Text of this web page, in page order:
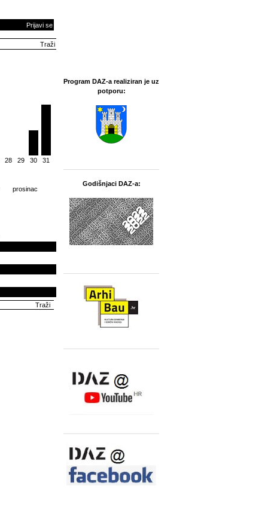
Prijavi se
28 29 30 31
prosinac
Program DAZ-a realiziran je uz
potporu:
Godišnjaci DAZ-a: